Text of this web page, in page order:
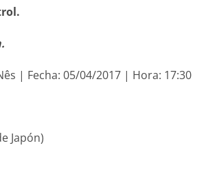
| Fecha: 05/04/2017 | Hora: 17:30
Japón)